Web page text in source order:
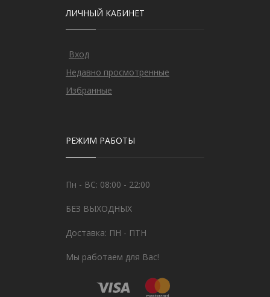
ЛИЧНЫЙ КАБИНЕТ
Вход
Недавно просмотренные
Избранные
РЕЖИМ РАБОТЫ
Пн - ВС: 08:00 - 22:00
БЕЗ ВЫХОДНЫХ
Доставка: ПН - ПТН
Мы работаем для Вас!